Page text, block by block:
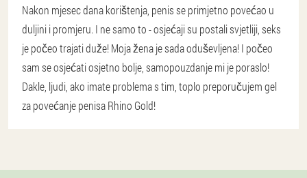
Nakon mjesec dana korištenja, penis se primjetno povećao u
duljini i promjeru. I ne samo to - osjećaji su postali svjetliji, seks
je počeo trajati duže! Moja žena je sada oduševljena! I počeo
sam se osjećati osjetno bolje, samopouzdanje mi je poraslo!
Dakle, ljudi, ako imate problema s tim, toplo preporučujem gel
za povećanje penisa Rhino Gold!